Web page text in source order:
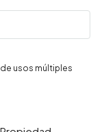
usos múltiples